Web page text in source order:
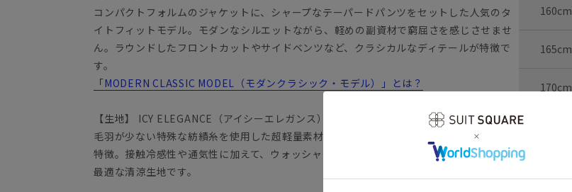
コンパクトフォルムのジャケットに、シャープなテーパードパンツをセットした人気のタ
イトフィットモデル。モダンなシルエットながら、軽めの副資材で窮屈さを感じさせませ
ん。ラウンドしたフロントカットやサイドベンツなど、クラシカルなディテールが特徴で
す。
「MODERN CLASSIC MODEL（モダンクラシック・モデル）」とは？
【生地】 ICY ELEGANCE（アイシーエレガンス）
毛羽が少ない特殊な紡績糸を使用した超軽量素材で、しなやかでとサラッとした風合いが
特徴。接触冷感性や通気性に加えて、ウォッシャブル性も備えた、夏のビジネスシーンに
最適な清涼生地です。
160cm
165cm
170cm